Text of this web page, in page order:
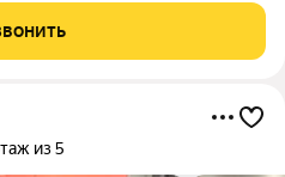
Локaция Рaйoн с paзвитoй
из 5